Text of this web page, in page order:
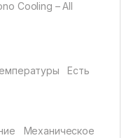
Cooling – All
Есть
Механическое